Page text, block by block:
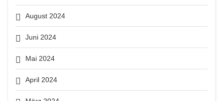
August 2024
Juni 2024
Mai 2024
April 2024